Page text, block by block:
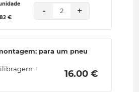
€
- 2 +
para um pneu
+
16.00 €